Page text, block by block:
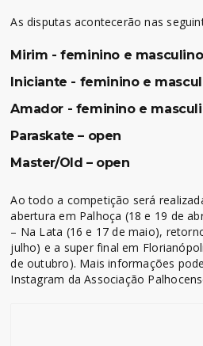
As disputas acontecerão nas
Mirim - feminino e masculino
Iniciante - feminino e
Amador - feminino e
Paraskate – open
Master/Old – open
Ao todo a competição será
abertura em Palhoça (18 e 19 de
– Na Lata (16 e 17 de maio),
julho) e a super final em
de outubro). Mais informações
Instagram da Associação